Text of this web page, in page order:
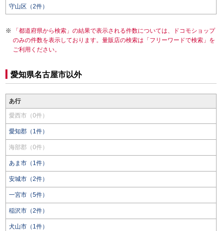
守山区（2件）
「都道府県から検索」の結果で表示される件数については、ドコモショップ
のみの件数を表示しております。量販店の検索は「フリーワードで検索」を
ご利用ください。
愛知県名古屋市以外
あ行
愛西市（0件）
愛知郡（1件）
海部郡（0件）
あま市（1件）
安城市（2件）
一宮市（5件）
稲沢市（2件）
犬山市（1件）